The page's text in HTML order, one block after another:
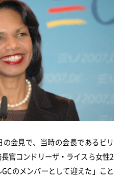
会見で、当時の会長であるビリ
官コンドリーザ・ライスら女性2
のメンバーとして迎えた」こと